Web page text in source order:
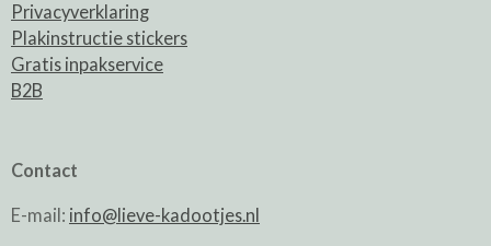
Privacyverklaring
Plakinstructie stickers
Gratis inpakservice
B2B
Contact
E-mail: info@lieve-kadootjes.nl